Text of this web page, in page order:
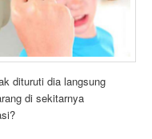
dituruti dia langsung
di sekitarnya